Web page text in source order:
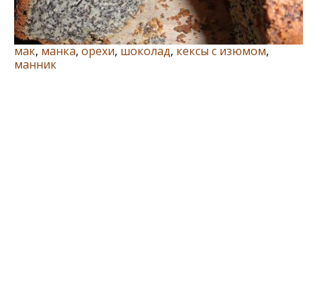
мак, манка, орехи, шоколад, кексы с изюмом,
манник